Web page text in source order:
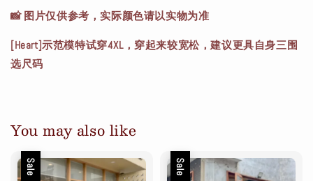
📸 图片仅供参考，实际颜色请以实物为准
[Heart]示范模特试穿4XL，穿起来较宽松，建议更具自身三围
选尺码
You may also like
Sale Sale